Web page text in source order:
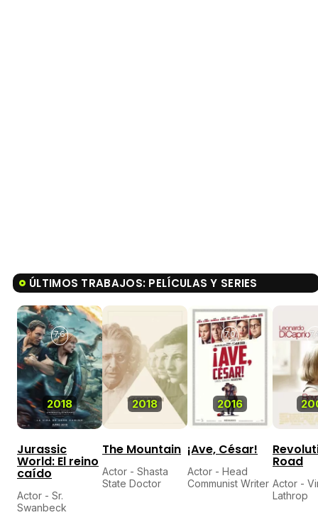
ÚLTIMOS TRABAJOS: PELÍCULAS Y SERIES
2018
7,6
Jurassic
World: El reino
caído
Actor - Sr.
Swanbeck
2018
The Mountain
Actor - Shasta
State Doctor
2016
7,0
¡Ave, César!
Actor - Head
Communist Writer
Road
Actor -
Lathrop